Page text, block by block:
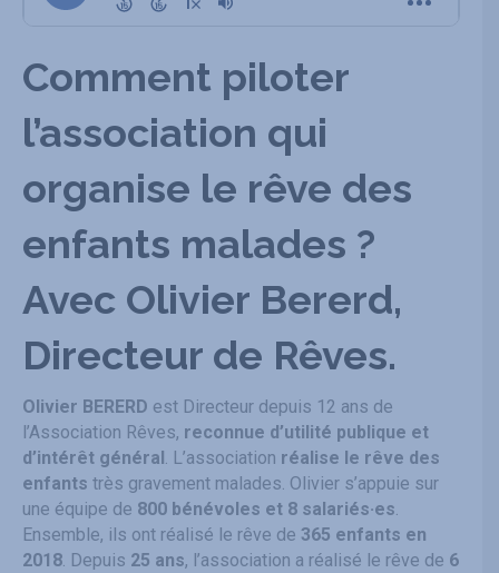
Comment piloter
l’association qui
organise le rêve des
enfants malades ?
Avec Olivier Bererd,
Directeur de Rêves.
Olivier BERERD est Directeur depuis 12 ans de
l’Association Rêves, reconnue d’utilité publique et
d’intérêt général . L’association réalise le rêve des
enfants très gravement malades. Olivier s’appuie sur
une équipe de 800 bénévoles et 8 salariés·es
Ensemble, ils ont réalisé le rêve de 365 enfants en
2018 . Depuis 25 ans, l’association a réalisé le rêve de 6